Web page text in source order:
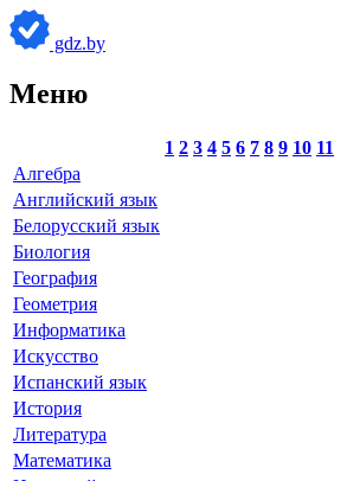
gdz.by
Меню
1 2 3 4 5 6 7 8 9 10 11
Алгебра
Английский язык
Белорусский язык
Биология
География
Геометрия
Информатика
Искусство
Испанский язык
История
Литература
Математика